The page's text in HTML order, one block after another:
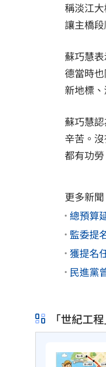
稱淡江
讓主橋段
蘇巧慧
德當時
新地標
蘇巧慧
辛苦。
都有功勞
更多新聞
總預算
監委提
獲提名
民進黨
「世紀工